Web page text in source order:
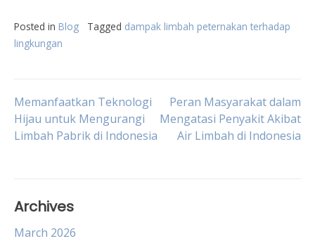
Posted in Blog Tagged dampak limbah peternakan terhadap
lingkungan
Post
navigation
Memanfaatkan Teknologi
Hijau untuk Mengurangi
Limbah Pabrik di Indonesia
Peran Masyarakat dalam
Mengatasi Penyakit Akibat
Air Limbah di Indonesia
Archives
March 2026